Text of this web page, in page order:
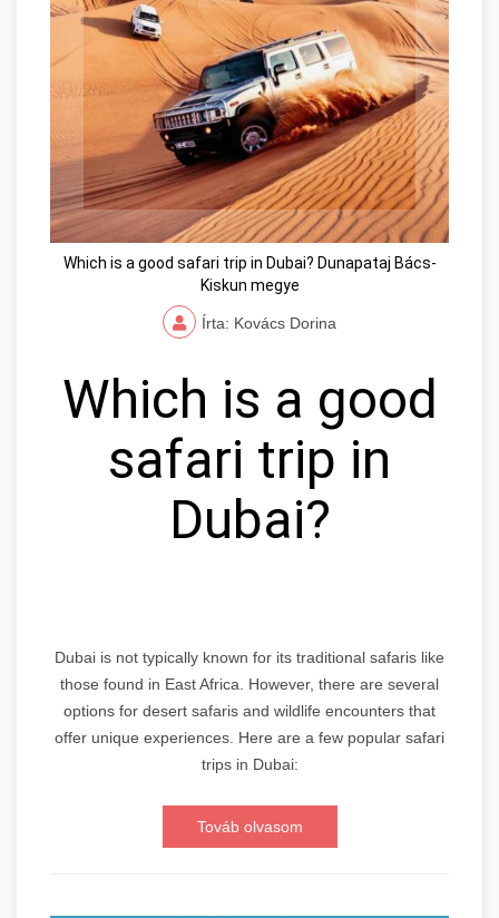
Which is a good safari trip in Dubai? Dunapataj Bács-
Kiskun megye
Írta: Kovács Dorina
Which is a good
safari trip in
Dubai?
Dubai is not typically known for its traditional safaris like
those found in East Africa. However, there are several
options for desert safaris and wildlife encounters that
offer unique experiences. Here are a few popular safari
trips in Dubai:
Továb olvasom